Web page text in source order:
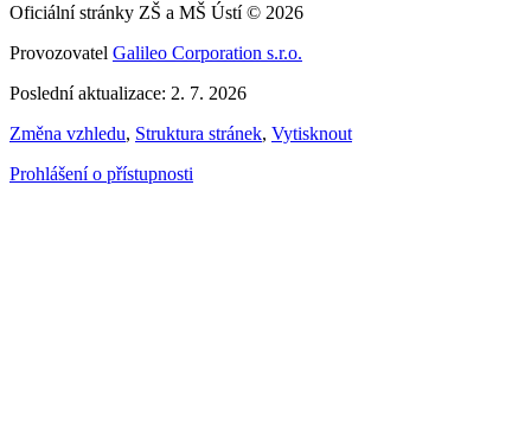
Oficiální stránky ZŠ a MŠ Ústí © 2026
Provozovatel Galileo Corporation s.r.o.
Poslední aktualizace: 2. 7. 2026
Změna vzhledu, Struktura stránek, Vytisknout
Prohlášení o přístupnosti